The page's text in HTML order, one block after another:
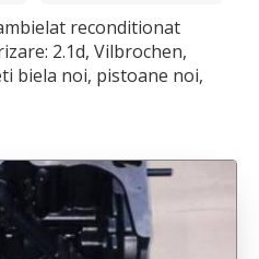
reconditionat
2.1d, Vilbrochen,
biela noi, pistoane noi,